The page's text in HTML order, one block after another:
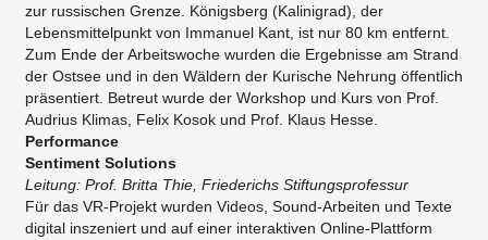
zur russischen Grenze. Königsberg (Kalinigrad), der
Lebensmittelpunkt von Immanuel Kant, ist nur 80 km entfernt.
Zum Ende der Arbeitswoche wurden die Ergebnisse am Strand
der Ostsee und in den Wäldern der Kurische Nehrung öffentlich
präsentiert. Betreut wurde der Workshop und Kurs von Prof.
Audrius Klimas, Felix Kosok und Prof. Klaus Hesse.
Performance
​Sentiment Solutions
Leitung: Prof. Britta Thie, Friederichs Stiftungsprofessur
Für das VR-Projekt wurden Videos, Sound-Arbeiten und Texte
digital inszeniert und auf einer interaktiven Online-Plattform